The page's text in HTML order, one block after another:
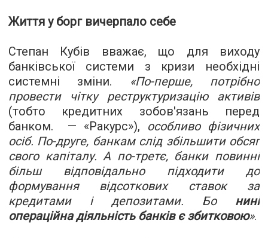
Життя у борг вичерпало себе
Степан Кубів вважає, що для виходу
банківської системи з кризи необхідні
системні зміни. «По-перше, потрібно
провести чітку реструктуризацію активів
(тобто кредитних зобов'язань перед
банком. — «Ракурс»), особливо фізичних
осіб. По-друге, банкам слід збільшити обсяг
свого капіталу. А по-третє, банки повинні
більш відповідально підходити до
формування відсоткових ставок за
кредитами і депозитами. Бо нині
операційна діяльність банків є збитковою».